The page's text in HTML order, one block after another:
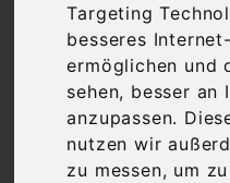
Targeting
besseres
ermöglichen und
sehen, besser an
anzupassen.
nutzen wir
zu messen, um